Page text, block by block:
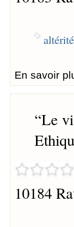
altérité
En savoir
“Le
10184